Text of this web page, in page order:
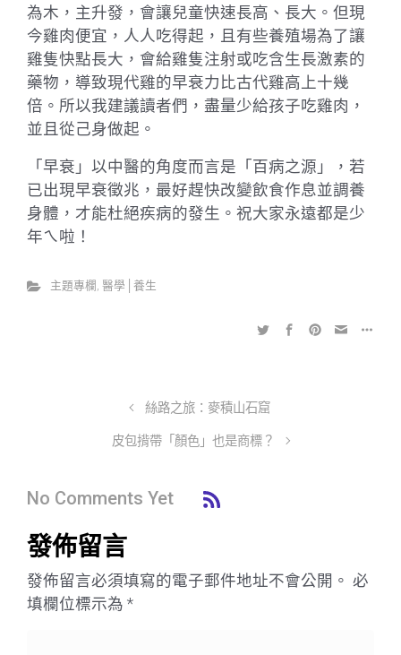
為木，主升發，會讓兒童快速長高、長大。但現
今雞肉便宜，人人吃得起，且有些養殖場為了讓
雞隻快點長大，會給雞隻注射或吃含生長激素的
藥物，導致現代雞的早衰力比古代雞高上十幾
倍。所以我建議讀者們，盡量少給孩子吃雞肉，
並且從己身做起。
「早衰」以中醫的角度而言是「百病之源」，若
已出現早衰徵兆，最好趕快改變飲食作息並調養
身體，才能杜絕疾病的發生。祝大家永遠都是少
年ㄟ啦！
主題專欄 , 醫學│養生
絲路之旅：麥積山石窟
皮包揹帶「顏色」也是商標？
No Comments Yet
發佈留言
發佈留言必須填寫的電子郵件地址不會公開。 必
填欄位標示為 *